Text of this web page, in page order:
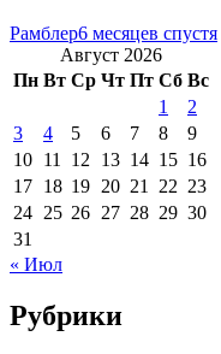
Рамблер6 месяцев спустя
Август 2026
Пн Вт Ср Чт Пт Сб Вс
1
2
3
4 5 6 7 8
9
10 11 12 13 14 15 16
17 18 19 20 21 22 23
24 25 26 27 28 29 30
31
« Июл
Рубрики